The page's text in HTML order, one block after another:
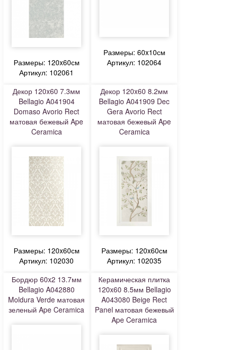
Размеры: 120x60см
Артикул: 102061
Размеры: 60x10см
Артикул: 102064
Декор 120x60 7.3мм
Bellagio A041904
Domaso Avorio Rect
матовая бежевый Ape
Ceramica
Размеры: 120x60см
Артикул: 102030
Декор 120x60 8.2мм
Bellagio A041909 Dec
Gera Avorio Rect
матовая бежевый Ape
Ceramica
Размеры: 120x60см
Артикул: 102035
Бордюр 60x2 13.7мм
Bellagio A042880
Moldura Verde матовая
зеленый Ape Ceramica
Керамическая плитка
120x60 8.5мм Bellagio
A043080 Beige Rect
Panel матовая бежевый
Ape Ceramica